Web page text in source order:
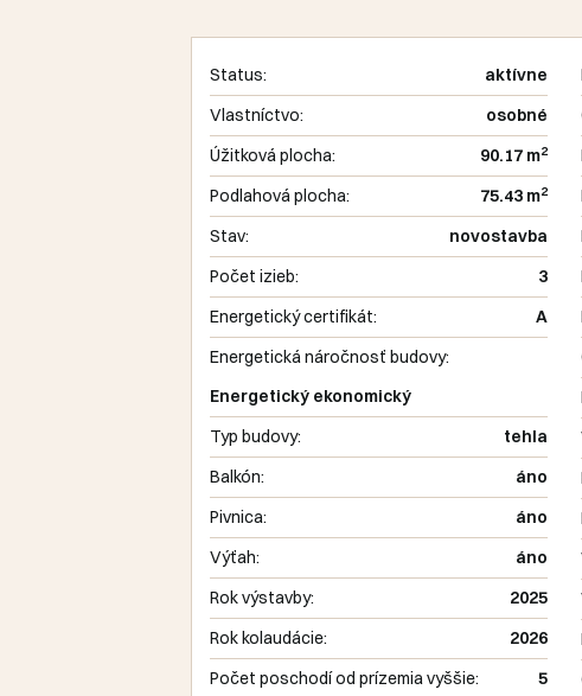
Status:
aktívne
Vlastníctvo:
osobné
Úžitková plocha:
90.17 m2
Podlahová plocha: 75.43 m2
Stav:
novostavba
Počet izieb:
3
Energetický certifikát:
A
Energetická náročnosť budovy:
Energetický ekonomický
Typ budovy:
tehla
Balkón:
áno
Pivnica:
áno
Výťah:
áno
Rok výstavby:
2025
Rok kolaudácie:
2026
Počet poschodí od prízemia vyššie:
5